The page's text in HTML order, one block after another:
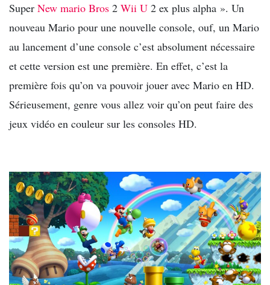
Super New mario Bros 2 Wii U 2 ex plus alpha ». Un
nouveau Mario pour une nouvelle console, ouf, un Mario
au lancement d’une console c’est absolument nécessaire
et cette version est une première. En effet, c’est la
première fois qu’on va pouvoir jouer avec Mario en HD.
Sérieusement, genre vous allez voir qu’on peut faire des
jeux vidéo en couleur sur les consoles HD.